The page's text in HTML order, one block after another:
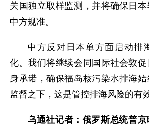
关国独立取样监测，并将确保日
中方规准。
中方反对日本单方面启动排
化。我们将继续会同国际社会敦促
身承诺，确保福岛核污染水排海
监督之下，这是管控排海风险的有
乌通社记者：俄罗斯总统普